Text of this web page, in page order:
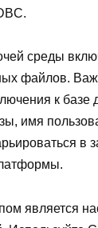
среды
файлов.
к базе
имя
в
является